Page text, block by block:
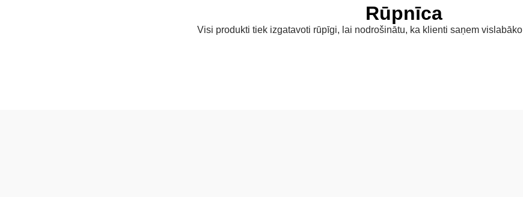
Rūpnīca
Visi produkti tiek izgatavoti rūpīgi, lai nodrošinātu, ka klienti saņem